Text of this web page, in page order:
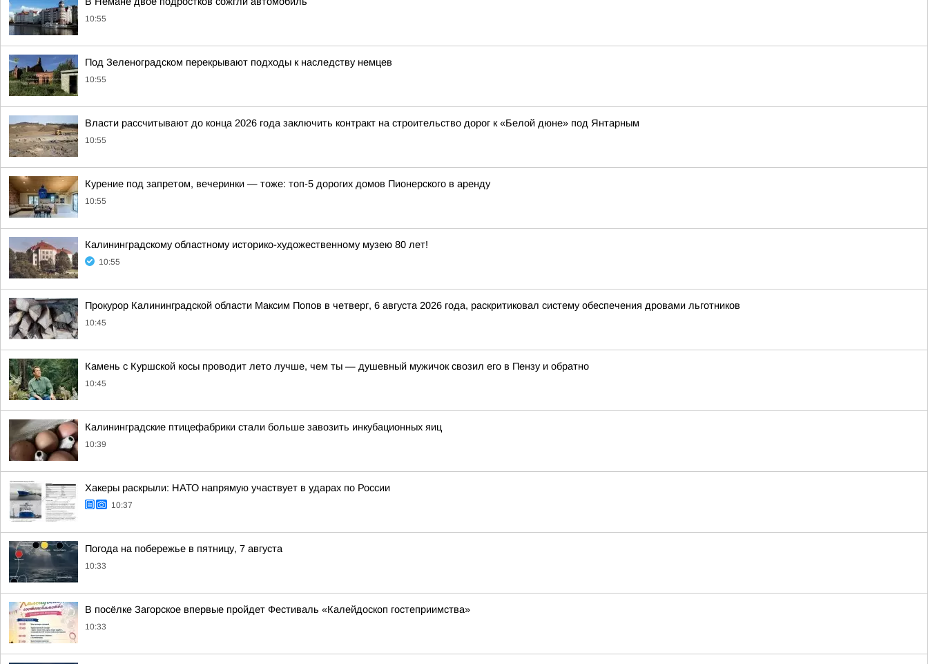
10:55
Под Зеленоградском перекрывают подходы к наследству немцев
10:55
Власти рассчитывают до конца 2026 года заключить контракт на строительство дорог к «Белой дюне» под Янтарным
10:55
Курение под запретом, вечеринки — тоже: топ-5 дорогих домов Пионерского в аренду
10:55
Калининградскому областному историко-художественному музею 80 лет!
10:55
Прокурор Калининградской области Максим Попов в четверг, 6 августа 2026 года, раскритиковал систему обеспечения дровами льготников
10:45
Камень с Куршской косы проводит лето лучше, чем ты — душевный мужичок свозил его в Пензу и обратно
10:45
Калининградские птицефабрики стали больше завозить инкубационных яиц
10:39
Хакеры раскрыли: НАТО напрямую участвует в ударах по России
10:37
Погода на побережье в пятницу, 7 августа
10:33
В посёлке Загорское впервые пройдет Фестиваль «Калейдоскоп гостеприимства»
10:33